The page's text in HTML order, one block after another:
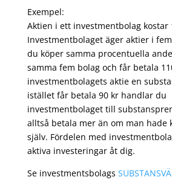
Exempel:
Aktien i ett investmentbolag kostar
Investmentbolaget äger aktier i
du köper samma procentuella
samma fem bolag och får betala
investmentbolagets aktie en
istället får betala 90 kr handlar du
investmentbolaget till
alltså betala mer än om man hade
själv. Fördelen med
aktiva investeringar åt dig.
Se investmentsbolags